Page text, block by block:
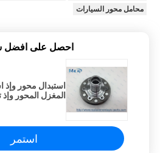
محامل محور السيارات
احصل على افضل
استبدال محور وإذ
المغزل المحور
استمر